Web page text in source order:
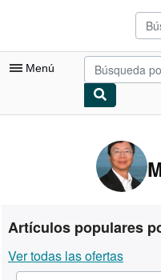
Pasar al contenido principal
Menú
Consultar mis pedidos
Colecciones
Libros antiguos
Artículos populares
Ver todas las ofertas